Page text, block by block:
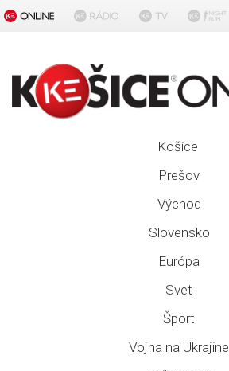
Košice
Prešov
Východ
Slovensko
Európa
Svet
Šport
Vojna na Ukrajine